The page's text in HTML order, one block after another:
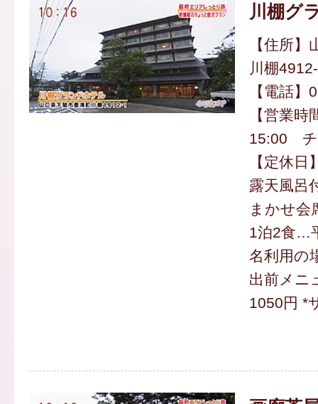
川棚グ
【住所
川棚
【電話
【営業
15:00 チ
【定休日
露天風呂
まかせ会
1泊2食…
名利用の
出前メニ
1050円 *